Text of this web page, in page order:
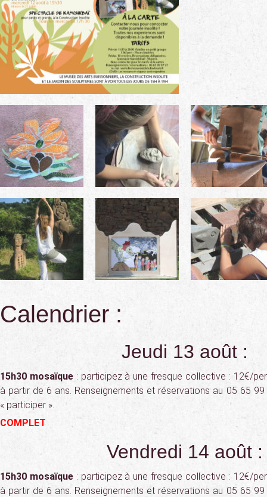
Calendrier :
Jeudi 13 août :
15h30 mosaïque: participez à une fresque collective : 12€/
à partir de 6 ans. Renseignements et réservations au 05 65
« participer ».
COMPLET
Vendredi 14 août :
15h30 mosaïque: participez à une fresque collective : 12€/
à partir de 6 ans. Renseignements et réservations au 05 65